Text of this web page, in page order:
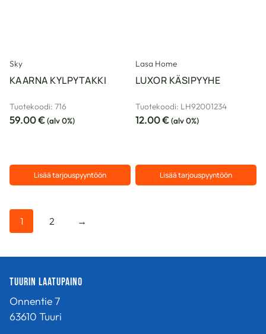
Sky
KAARNA KYLPYTAKKI
Tuotekoodi: 716
59.00€(alv 0%)
Lisää tarjouspyyntöön
Lasa Home
LUXOR KÄSIPYYHE
Tuotekoodi: LH92001234
12.00€(alv 0%)
Lisää tarjouspyyntöön
1 2 →
Tuurin Laatupaino
Onnentie 7
63610 Tuuri